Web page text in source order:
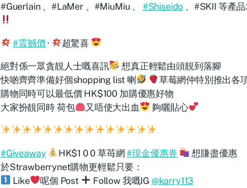
#Guerlain 、#LaMer 、#MiuMiu 、 #Shiseido 、#SKII 等產
#震撼價· 超驚喜
絕對係一眾貪靚人士嘅喜訊
想真正輕鬆由頭靚到落腳
快啲齊齊準備好個shopping list 喇
草莓網仲特別推出各
購物同時可以最低價 HK$100 加購優惠好物
大家扮靚同時 荷包
又唔使大出血 夠曬貼心
#Giveaway HK$1 0 0 草苺網#現金優惠券
想賺盡優惠
於Strawberrynet購物更輕鬆只要：
Like
呢個 Post Follow 我嘅IG @karry113